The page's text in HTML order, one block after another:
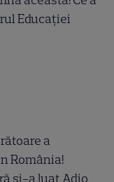
Educației
a
România!
și-a luat Adio